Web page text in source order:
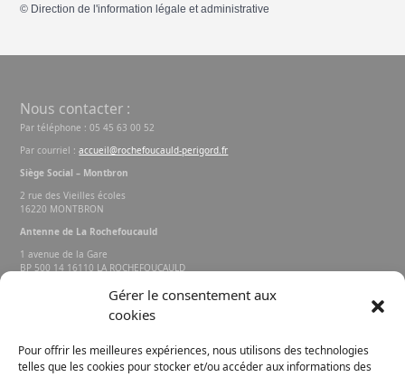
Gérer le consentement aux
cookies
Pour offrir les meilleures expériences, nous utilisons des technologies
telles que les cookies pour stocker et/ou accéder aux informations des
© Direction de l'information légale et administrative
Nous contacter :
Par téléphone : 05 45 63 00 52
Par courriel :accueil@rochefoucauld-perigord.fr
Siège Social – Montbron
2 rue des Vieilles écoles
16220 MONTBRON
Antenne de La Rochefoucauld
1 avenue de la Gare
BP 500 14 16110 LA ROCHEFOUCAULD